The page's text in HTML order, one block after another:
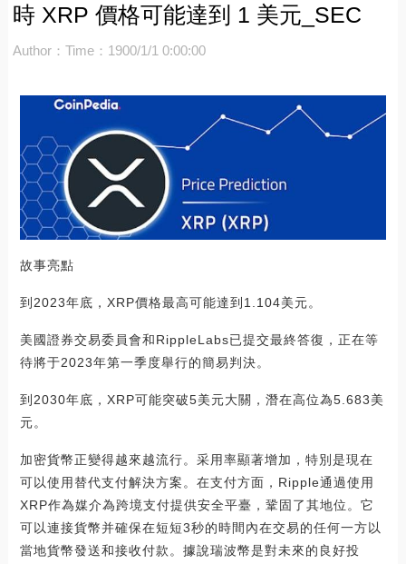
時 XRP 價格可能達到 1 美元_SEC
Author： Time：1900/1/1 0:00:00
故事亮點
到2023年底，XRP價格最高可能達到1.104美元。
美國證券交易委員會和RippleLabs已提交最終答復，正在等
待將于2023年第一季度舉行的簡易判決。
到2030年底，XRP可能突破5美元大關，潛在高位為5.683美
元。
加密貨幣正變得越來越流行。采用率顯著增加，特別是現在
可以使用替代支付解決方案。在支付方面，Ripple通過使用
XRP作為媒介為跨境支付提供安全平臺，鞏固了其地位。它
可以連接貨幣并確保在短短3秒的時間內在交易的任何一方以
當地貨幣發送和接收付款。據說瑞波幣是對未來的良好投